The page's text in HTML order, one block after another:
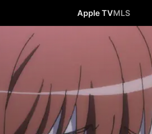
Apple TVMLS